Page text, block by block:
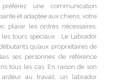
une communication
et adaptée aux chiens, votre
plaisir les ordres nécessaires,
tours spéciaux : Le Labrador
qu’aux propriétaires de
ses personnes de référence
tous les cas. En raison de son
au travail, un labrador